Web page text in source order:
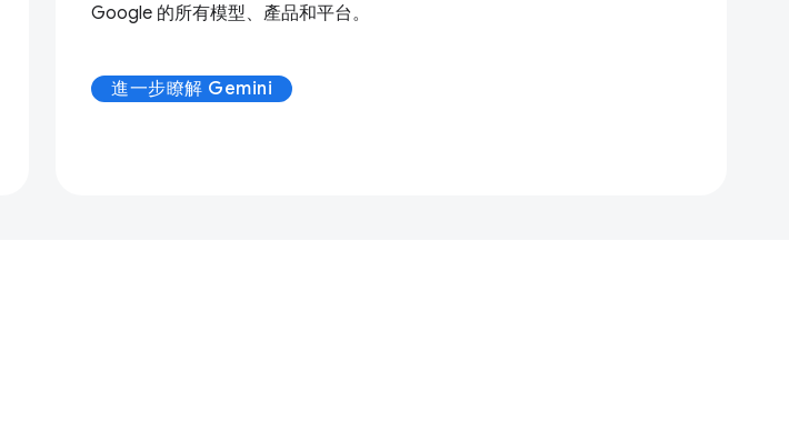
Google 的所有模型、產品和平台。
進一步瞭解 Gemini